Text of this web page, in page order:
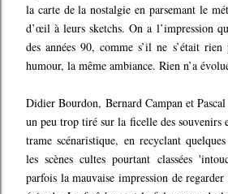
la carte de la nostalgie en parsemant le
d’œil à leurs sketchs. On a l’impression
des années 90, comme s’il ne s’était
humour, la même ambiance. Rien n’a
Didier Bourdon, Bernard Campan et
un peu trop tiré sur la ficelle des souvenirs
trame scénaristique, en recyclant
les scènes cultes pourtant classées
parfois la mauvaise impression de